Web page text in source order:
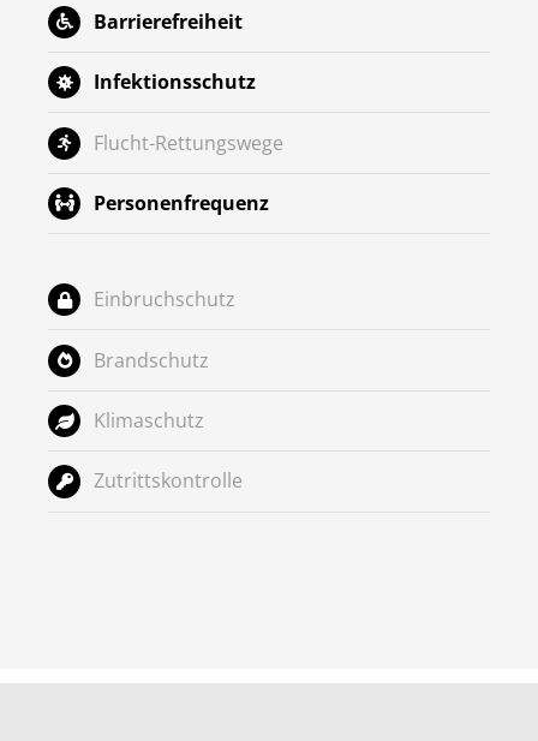
Barrierefreiheit
Infektionsschutz
Flucht-Rettungswege
Personenfrequenz
Einbruchschutz
Brandschutz
Klimaschutz
Zutrittskontrolle